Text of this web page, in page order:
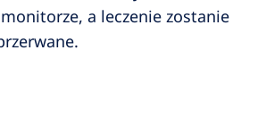
a leczenie zostanie